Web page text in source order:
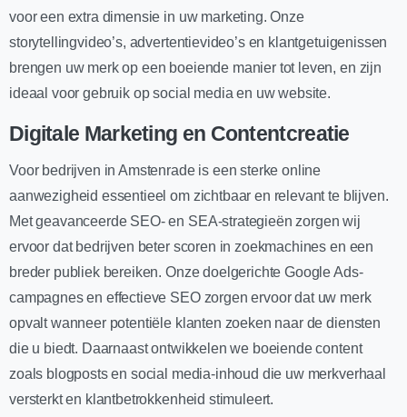
voor een extra dimensie in uw marketing. Onze
storytellingvideo’s, advertentievideo’s en klantgetuigenissen
brengen uw merk op een boeiende manier tot leven, en zijn
ideaal voor gebruik op social media en uw website.
Digitale Marketing en Contentcreatie
Voor bedrijven in Amstenrade is een sterke online
aanwezigheid essentieel om zichtbaar en relevant te blijven.
Met geavanceerde SEO- en SEA-strategieën zorgen wij
ervoor dat bedrijven beter scoren in zoekmachines en een
breder publiek bereiken. Onze doelgerichte Google Ads-
campagnes en effectieve SEO zorgen ervoor dat uw merk
opvalt wanneer potentiële klanten zoeken naar de diensten
die u biedt. Daarnaast ontwikkelen we boeiende content
zoals blogposts en social media-inhoud die uw merkverhaal
versterkt en klantbetrokkenheid stimuleert.